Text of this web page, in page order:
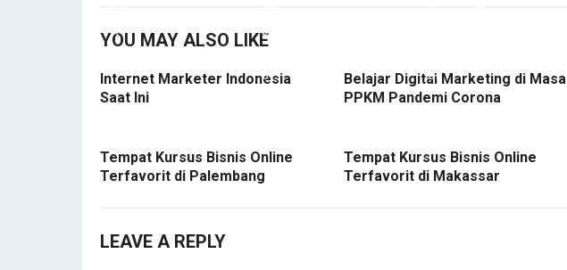
YOU MAY ALSO LIKE
Internet Marketer Indonesia
Saat Ini
Belajar Digital Marketing di Masa
PPKM Pandemi Corona
Tempat Kursus Bisnis Online
Terfavorit di Palembang
Tempat Kursus Bisnis Online
Terfavorit di Makassar
LEAVE A REPLY